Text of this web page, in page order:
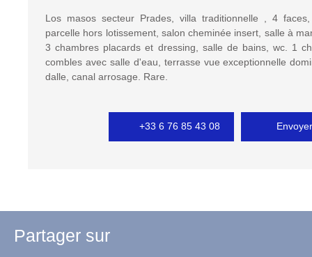
Los masos secteur Prades, villa traditionnelle , 4
parcelle hors lotissement, salon cheminée insert, salle à
3 chambres placards et dressing, salle de bains, wc. 1
combles avec salle d'eau, terrasse vue exceptionnelle
dalle, canal arrosage. Rare.
+33 6 76 85 43 08
Partager sur